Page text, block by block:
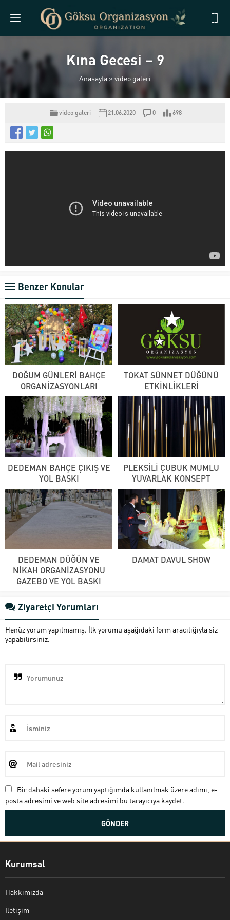
Kına Gecesi – 9
Anasayfa» video galeri
video galeri 21.06.2020 0 698
Benzer Konular
DOĞUM GÜNLERİ BAHÇE
ORGANİZASYONLARI
TOKAT SÜNNET DÜĞÜNÜ
ETKİNLİKLERİ
DEDEMAN BAHÇE ÇIKIŞ VE
YOL BASKI
PLEKSİLİ ÇUBUK MUMLU
YUVARLAK KONSEPT
DEDEMAN DÜĞÜN VE
NİKAH ORGANİZASYONU
GAZEBO VE YOL BASKI
DAMAT DAVUL SHOW
Ziyaretçi Yorumları
Henüz yorum yapılmamış. İlk yorumu aşağıdaki form aracılığıyla siz
yapabilirsiniz.
Bir dahaki sefere yorum yaptığımda kullanılmak üzere adımı, e-
posta adresimi ve web site adresimi bu tarayıcıya kaydet.
Kurumsal
Hakkımızda
İletişim